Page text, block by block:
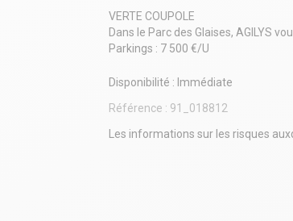
VERTE COUPOLE
Dans le Parc des Glaises, AGILYS
Parkings : 7 500 €/U
Disponibilité : Immédiate
Référence : 91_018812
Les informations sur les risques